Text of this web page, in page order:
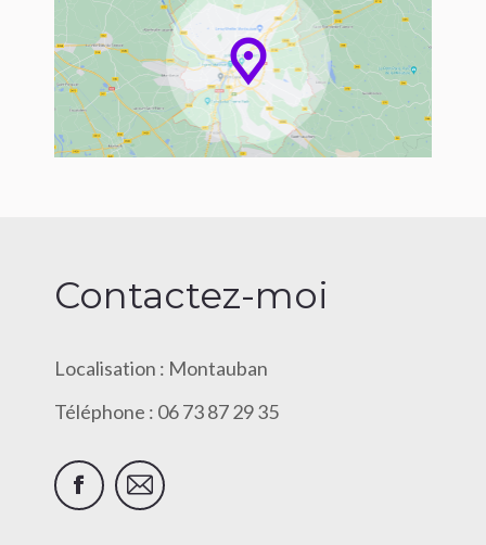
Contactez-moi
Localisation : Montauban
Téléphone : 06 73 87 29 35
Facebook
E-